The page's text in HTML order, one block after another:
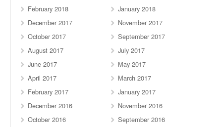
February 2018
January 2018
December 2017
November 2017
October 2017
September 2017
August 2017
July 2017
June 2017
May 2017
April 2017
March 2017
February 2017
January 2017
December 2016
November 2016
October 2016
September 2016